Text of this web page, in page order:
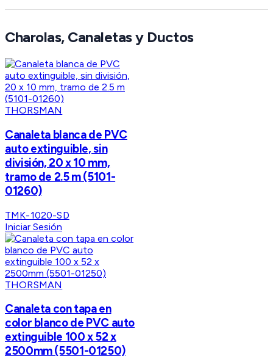
Charolas, Canaletas y Ductos
THORSMAN
Canaleta blanca de PVC
auto extinguible, sin
división, 20 x 10 mm,
tramo de 2.5 m (5101-
01260)
TMK-1020-SD
Iniciar Sesión
THORSMAN
Canaleta con tapa en
color blanco de PVC auto
extinguible 100 x 52 x
2500mm (5501-01250)